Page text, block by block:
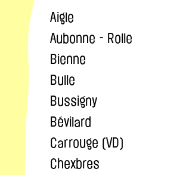
Aigle
Aubonne - Rolle
Bienne
Bulle
Bussigny
Bévilard
Carrouge (VD)
Chexbres